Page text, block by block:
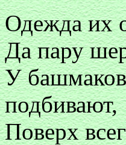
Одежда их
Да пару
У
подбивают,
Поверх